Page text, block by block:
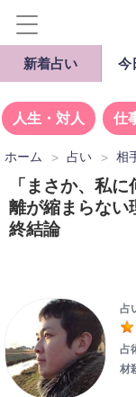
新着占い 今
人生・対人 仕
ホーム 占い 相
「まさか、私
離が縮まらない
終結論
占
占
材